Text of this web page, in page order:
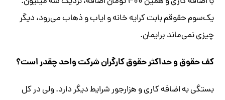
یک‌سوم حقوقم بابت کرایه خانه و ایاب و ذهاب می‌رود، دیگر
چیزی نمی‌ماند برایمان.
کف حقوق و حداکثر حقوق کارگران شرکت واحد چقدر است؟
بستگی به اضافه کاری و هزارجور شرایط دیگر دارد. ولی در کل